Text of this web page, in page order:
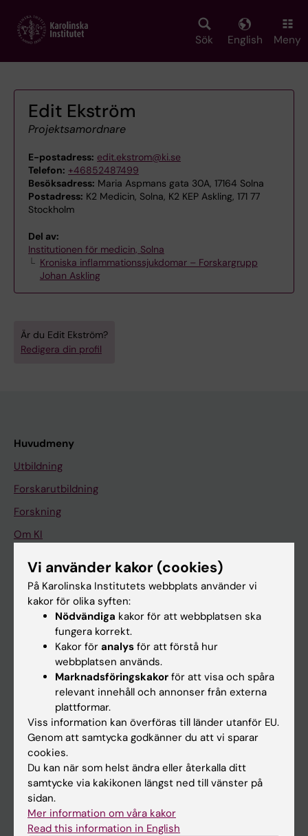
main
Sök English Meny
Edit Ekström
Projektsamordnare
E-postadress: edit.ekstrom@ki.se
Telefon: +46852487499
Besöksadress: Maria Aspmans gata 30A, 17164 Solna
Postadress: K2 Medicin, Solna, K2 KEP Askling, 171 77
Stockholm
Del av:
Institutionen för medicin, Solna
Kroniska inflammationssjukdomar – Forskargrupp
Johan Askling
Är du Edit Ekström?
Redigera din profil
Huvudmeny
Utbildning
Forskarutbildning
Forskning
Om KI
På gång
Nyheter
Kalender
Schema
Studentmejlen
Kurs- och programwebbar
Student på KI
Vi använder kakor (cookies)
På Karolinska Institutets webbplats använder vi
kakor för olika syften:
Nödvändiga kakor för att webbplatsen ska
fungera korrekt.
Kakor för analys för att förstå hur
webbplatsen används.
Marknadsföringskakor för att visa och spåra
relevant innehåll och annonser från externa
plattformar.
Viss information kan överföras till länder utanför EU.
Genom att samtycka godkänner du att vi sparar
cookies.
Du kan när som helst ändra eller återkalla ditt
samtycke via kakikonen längst ned till vänster på
sidan.
Mer information om våra kakor
Read this information in English